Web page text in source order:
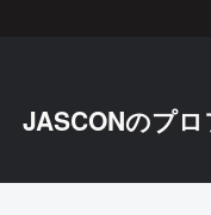
JASCONのプ